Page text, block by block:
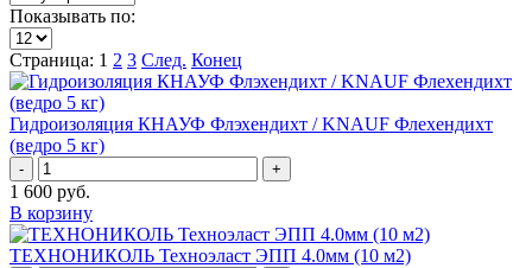
Показывать по:
Страница: 1 2 3 След. Конец
Гидроизоляция КНАУФ Флэхендихт / KNAUF Флехендихт
(ведро 5 кг)
- +
1 600 руб.
В корзину
ТЕХНОНИКОЛЬ Техноэласт ЭПП 4.0мм (10 м2)